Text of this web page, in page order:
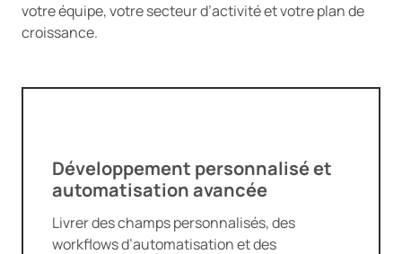
votre équipe, votre secteur d’activité et votre plan de
croissance.
Développement personnalisé et
automatisation avancée
Livrer des champs personnalisés, des
workflows d’automatisation et des